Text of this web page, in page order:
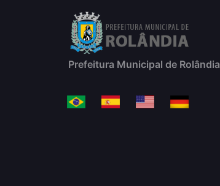
Prefeitura Municipal de Rolândia